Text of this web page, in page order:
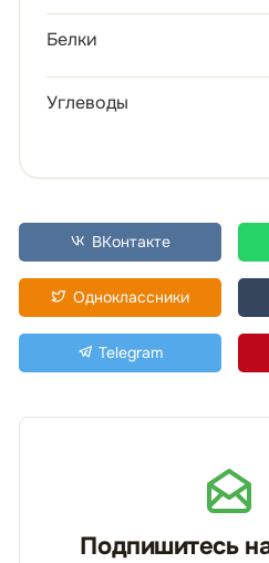
Белки
Углеводы
ВКонтакте
Одноклассники
Telegram
Подпишитесь